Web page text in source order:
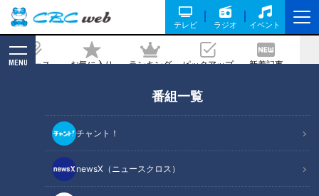
テレビ ラジオ イベント
ニュース お気に入り ランキング ピックアップ 新着記事
MENU
番組一覧
チャント！
newsX（ニュースクロス）
った『emバーガー』を調査！愛知県豊
橋市の“愛されフード”とは？
記事に戻る